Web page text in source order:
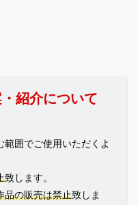
紹介について
範囲でご使用いただくよ
致します。
品の販売は禁止致しま